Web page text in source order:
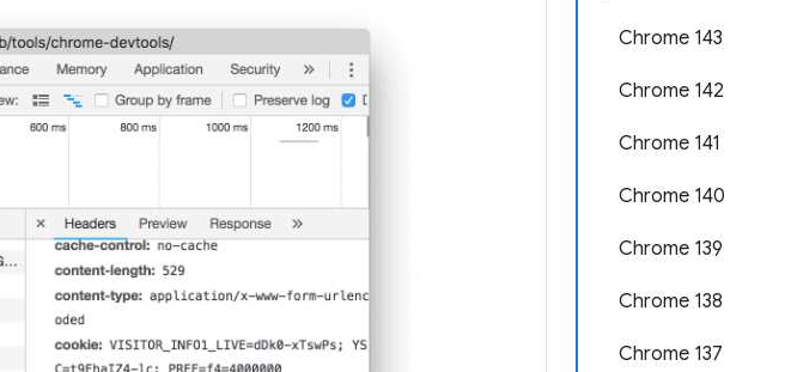
Chrome 143
Chrome 142
Chrome 141
Chrome 140
Chrome 139
Chrome 138
Chrome 137